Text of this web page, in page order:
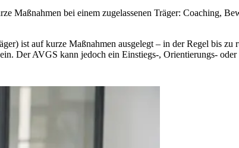
Maßnahmen bei einem zugelassenen Träger: Coaching,
ist auf kurze Maßnahmen ausgelegt – in der Regel bis
Der AVGS kann jedoch ein Einstiegs-, Orientierungs-